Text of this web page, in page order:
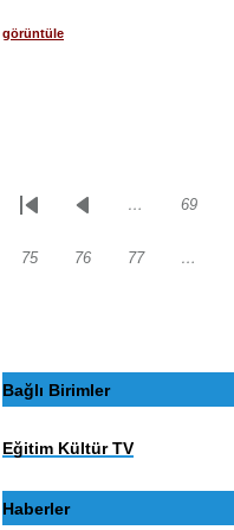
görüntüle
Sayfalama
İlk
Önceki… Sayfa
69
Sayfa
75 Sayfa
76 Sayfa
77 …
Bağlı Birimler
Eğitim Kültür TV
Haberler